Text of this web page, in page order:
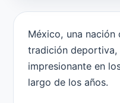
México, una
tradición deportiva,
impresionante en
largo de los años.